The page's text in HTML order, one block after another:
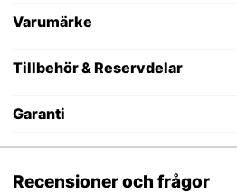
Varumärke
Tillbehör & Reservdelar
Garanti
Recensioner och frågor